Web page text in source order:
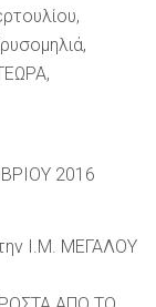
2016
Ι.Μ. ΜΕΓΑΛΟΥ